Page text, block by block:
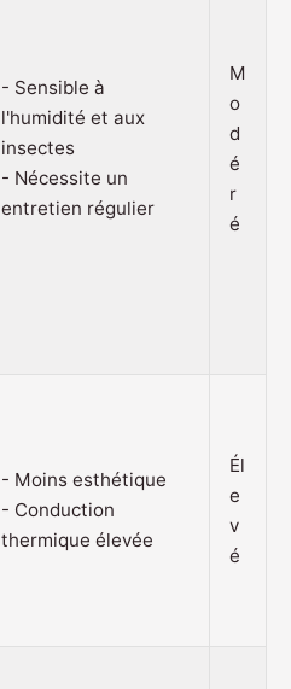
- Sensible à
l'humidité et aux
insectes
- Nécessite un
entretien régulier
M
o
d
é
r
é
- Moins esthétique
- Conduction
thermique élevée
Él
e
v
é